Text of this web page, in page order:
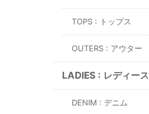
TOPS : トップス
OUTERS : アウター
LADIES : レディース
DENIM : デニム